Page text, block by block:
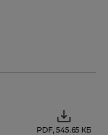
PDF, 545.65 КБ